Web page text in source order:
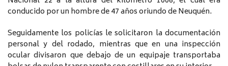
conducido por un hombre de 47 años oriundo de Neuquén.
Seguidamente los policías le solicitaron la documentación
personal y del rodado, mientras que en una inspección
ocular divisaron que debajo de un equipaje transportaba